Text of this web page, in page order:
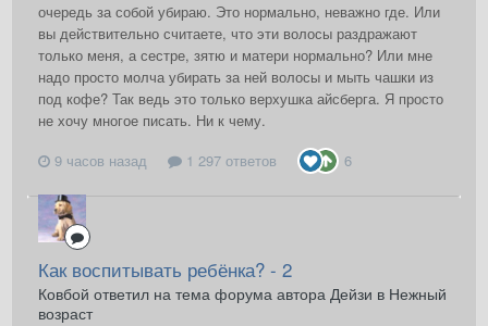
очередь за собой убираю. Это нормально, неважно где. Или
вы действительно считаете, что эти волосы раздражают
только меня, а сестре, зятю и матери нормально? Или мне
надо просто молча убирать за ней волосы и мыть чашки из
под кофе? Так ведь это только верхушка айсберга. Я просто
не хочу многое писать. Ни к чему.
9 часов назад
1 297 ответов 6
Как воспитывать ребёнка? - 2
Ковбой ответил на тема форума автора Дейзи в Нежный
возраст